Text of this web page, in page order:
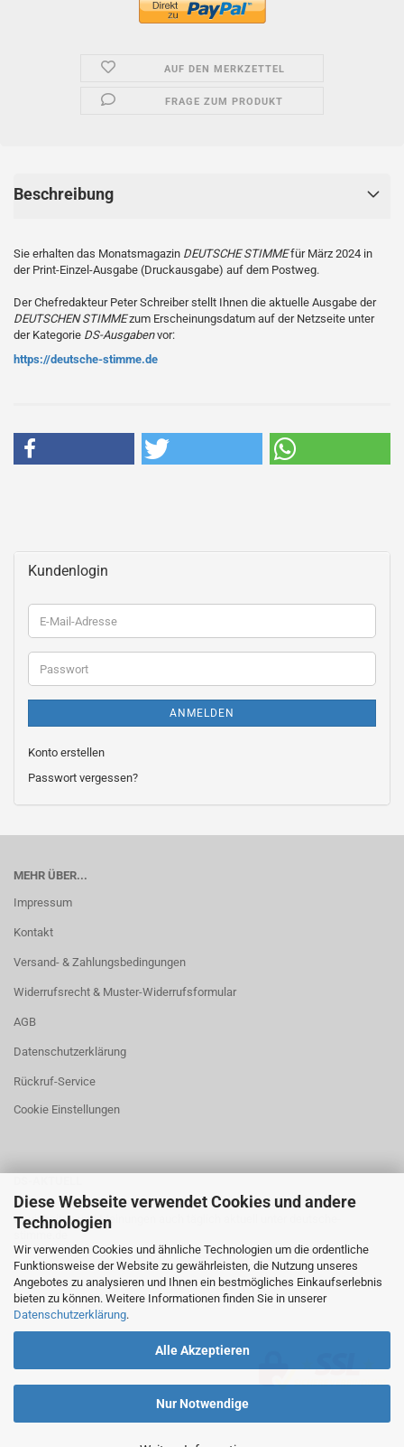
Diese Webseite verwendet Cookies und andere
Technologien
Wir verwenden Cookies und ähnliche Technologien um die ordentliche
Funktionsweise der Website zu gewährleisten, die Nutzung unseres
Angebotes zu analysieren und Ihnen ein bestmögliches Einkaufserlebnis
bieten zu können. Weitere Informationen finden Sie in unserer
Datenschutzerklärung.
Alle Akzeptieren
Nur Notwendige
AUF DEN MERKZETTEL
FRAGE ZUM PRODUKT
Beschreibung
Sie erhalten das Monatsmagazin DEUTSCHE STIMMEfür März 2024 in
der Print-Einzel-Ausgabe (Druckausgabe) auf dem Postweg.
Der Chefredakteur Peter Schreiber stellt Ihnen die aktuelle Ausgabe der
DEUTSCHEN STIMMEzum Erscheinungsdatum auf der Netzseite unter
der Kategorie DS-Ausgabenvor:
https://deutsche-stimme.de
Kundenlogin
E-
Mail-
Adresse
Passwort
ANMELDEN
Konto erstellen
Passwort vergessen?
MEHR ÜBER...
Impressum
Kontakt
Versand- & Zahlungsbedingungen
Widerrufsrecht & Muster-Widerrufsformular
AGB
Datenschutzerklärung
Rückruf-Service
Cookie Einstellungen
Neuigkeiten und Meinungen auch täglich aktuell unter